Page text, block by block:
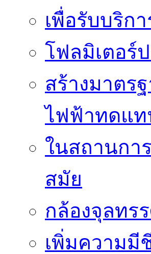
เพื่อรับบริก
โฟลมิเตอร์
สร้างมาตร
ไฟฟ้าทดแ
ในสถานกา
สมัย
กล้องจุลทร
เพิ่มความมี